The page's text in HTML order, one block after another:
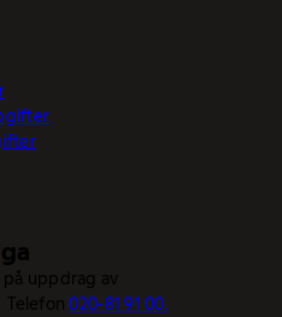
på uppdrag av
Telefon020-81 91 00.